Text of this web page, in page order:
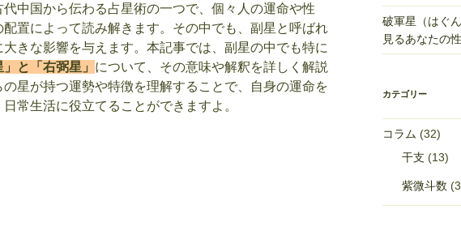
中国から伝わる占星術の一つで、個々人の運命や性
置によって読み解きます。その中でも、副星と呼ばれ
大きな影響を与えます。本記事では、副星の中でも特に
」と「右弼星」 について、その意味や解釈を詳しく解説
の星が持つ運勢や特徴を理解することで、自身の運命を
常生活に役立てることができますよ。
破軍星（はぐ
見るあなたの
カテゴリー
コラム (32)
干支 (13)
紫微斗数